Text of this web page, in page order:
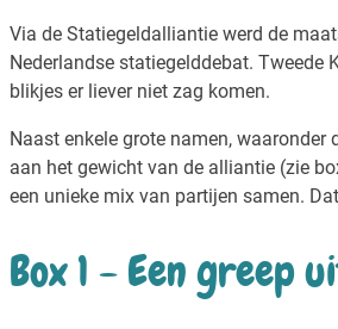
Via de Statiegeldalliantie werd de
Nederlandse statiegelddebat. Tweede
blikjes er liever niet zag komen.
Naast enkele grote namen, waaronder
aan het gewicht van de alliantie (zie
een unieke mix van partijen samen.
Box 1 - Een greep